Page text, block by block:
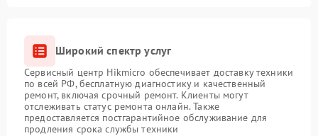
Широкий спектр услуг
Сервисный центр Hikmicro обеспечивает доставку техники
по всей РФ, бесплатную диагностику и качественный
ремонт, включая срочный ремонт. Клиенты могут
отслеживать статус ремонта онлайн. Также
предоставляется постгарантийное обслуживание для
продления срока службы техники